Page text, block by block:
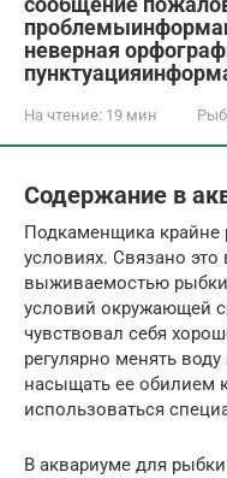
неверная
На чтение: 19 мин
Содержание в
Подкаменщика крайне
условиях. Связано
выживаемостью
условий окружающей
чувствовал себя
регулярно менять
насыщать ее обилием
использоваться
В аквариуме для